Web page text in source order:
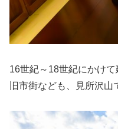
16世紀～18世紀にかけ
旧市街なども、見所沢山